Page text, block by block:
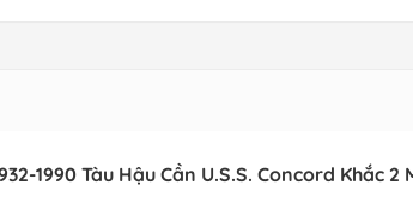
1990 Tàu Hậu Cần U.S.S. Concord Khắc 2